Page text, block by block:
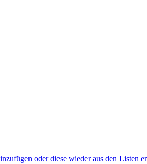
oder diese wieder aus den Listen